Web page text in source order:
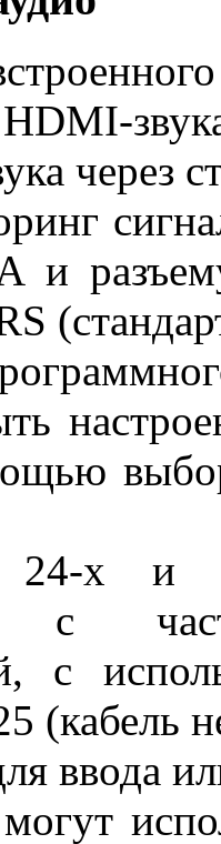
через
и
24-х и
с
с
(кабель
ввода